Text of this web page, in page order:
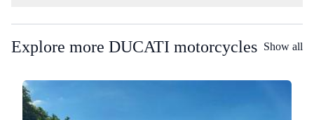
Explore more DUCATI motorcycles Show all